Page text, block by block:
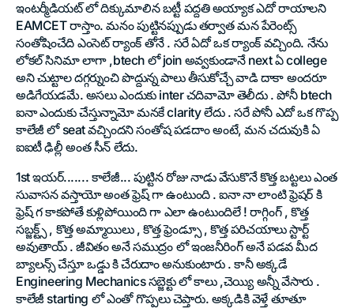
ఇంటర్మీడియట్ లో దిక్కుమాలిన బట్టీ పద్దతి అయ్యాక ఎదో రాయాలని
EAMCET రాస్తాం. మనం పుట్టినప్పుడు తర్వాత మన పేరెంట్స్
సంతోషించేది ఎంసెట్ ర్యాంక్ తోనే . సరే ఏదో ఒక ర్యాంక్ వచ్చింది. నేను
లోకల్ సినిమా లాగా ,btech లో join అవ్వకుండానే next ఏ college
అని చుట్టాల దగ్గర్నుంచి పొద్దున్న పాలు తీసుకోచ్చే వాడి దాకా అందరూ
అడిగేయడమే. అసలు ఎందుకు inter చదివామో తెలీదు . పోనీ btech
ఐనా ఎందుకు చేస్తున్నామో మనకే clarity లేదు . సరే పోనీ ఎదో ఒక గొప్ప
కాలేజీ లో seat వచ్చిందని సంతోష పడదాం అంటే, మన చదువుకి ఏ
ఐఐటీ ఢిల్లీ అంత సీన్ లేదు.
1st ఇయర్....... కాలేజీ... పుట్టిన రోజు నాడు వేసుకొనే కొత్త బట్టలు ఎంత
సువాసన వస్తాయో అంత ఫ్రెష్ గా ఉంటుంది . ఐనా నా లాంటి ఫ్రెషర్ కి
ఫ్రెష్ గ కాకపోతే కుళ్లిపోయింది గా ఎలా ఉంటుందిలే ! రాగ్గింగ్ , కొత్త
సబ్జక్ట్స్ , కొత్త అమ్మాయిలు , కొత్త ఫ్రెండ్సూ , కొత్త పరిచయాలు స్టార్ట్
అవుతాయ్ . జీవితం అనే సముద్రం లో ఇంజనీరింగ్ అనే పడవ మీద
బ్యాలన్స్ చేస్తూ ఒడ్డు కి చేరుదాం అనుకుంటారు . కానీ అక్కడే
Engineering Mechanics సబ్జెక్టు లో కాలు ,చెయ్యి అన్నీ వేసారు .
కాలేజీ starting లో ఎంతో గొప్పలు చెప్తారు. అక్కడికి వెళ్తే తూతూ